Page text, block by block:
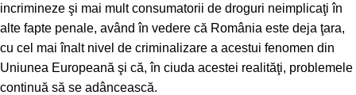
incrimineze şi mai mult consumatorii de droguri neimplicaţi în
alte fapte penale, având în vedere că România este deja ţara,
cu cel mai înalt nivel de criminalizare a acestui fenomen din
Uniunea Europeană şi că, în ciuda acestei realităţi, problemele
continuă să se adâncească.